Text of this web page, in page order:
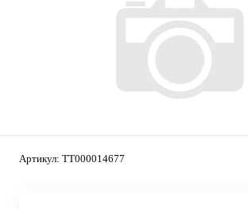
Артикул: ТТ000014677